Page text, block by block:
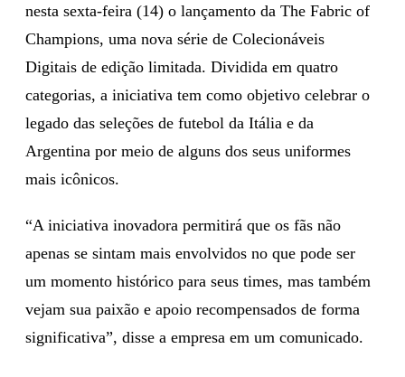
nesta sexta-feira (14) o lançamento da The Fabric of
Champions, uma nova série de Colecionáveis
Digitais de edição limitada. Dividida em quatro
categorias, a iniciativa tem como objetivo celebrar o
legado das seleções de futebol da Itália e da
Argentina por meio de alguns dos seus uniformes
mais icônicos.
“A iniciativa inovadora permitirá que os fãs não
apenas se sintam mais envolvidos no que pode ser
um momento histórico para seus times, mas também
vejam sua paixão e apoio recompensados de forma
significativa”, disse a empresa em um comunicado.